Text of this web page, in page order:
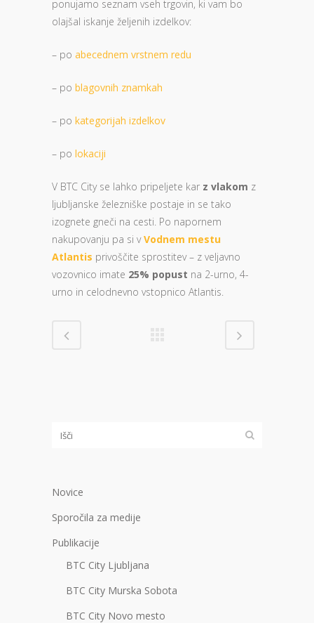
ponujamo seznam vseh trgovin, ki vam bo
olajšal iskanje željenih izdelkov:
– po abecednem vrstnem redu
– po blagovnih znamkah
– po kategorijah izdelkov
– po lokaciji
V BTC City se lahko pripeljete kar z vlakom z
ljubljanske železniške postaje in se tako
izognete gneči na cesti. Po napornem
nakupovanju pa si vVodnem mestu
Atlantis privoščite sprostitev – z veljavno
vozovnico imate 25% popust na 2-urno, 4-
urno in celodnevno vstopnico Atlantis.
Novice
Sporočila za medije
Publikacije
BTC City Ljubljana
BTC City Murska Sobota
BTC City Novo mesto